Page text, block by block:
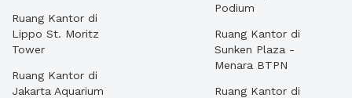
Ruang Kantor di
Lippo St. Moritz
Tower
Ruang Kantor di
Jakarta Aquarium
Podium
Ruang Kantor di
Sunken Plaza -
Menara BTPN
Ruang Kantor di